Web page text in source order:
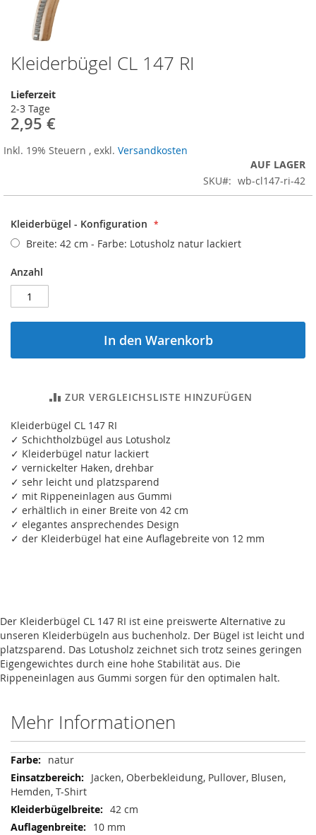
Kleiderbügel CL 147 RI
Lieferzeit
2-3 Tage
2,95 €
Inkl. 19% Steuern , exkl. Versandkosten
AUF LAGER
SKU
wb-cl147-ri-42
Kleiderbügel - Konfiguration
Breite: 42 cm - Farbe: Lotusholz natur lackiert
Anzahl
In den Warenkorb
ZUR VERGLEICHSLISTE HINZUFÜGEN
Kleiderbügel CL 147 RI
✓ Schichtholzbügel aus Lotusholz
✓ Kleiderbügel natur lackiert
✓ vernickelter Haken, drehbar
✓ sehr leicht und platzsparend
✓ mit Rippeneinlagen aus Gummi
✓ erhältlich in einer Breite von 42 cm
✓ elegantes ansprechendes Design
✓ der Kleiderbügel hat eine Auflagebreite von 12 mm
Zum
Anfang
der
Bildergalerie
springen
Der Kleiderbügel CL 147 RI ist eine preiswerte Alternative zu
unseren Kleiderbügeln aus buchenholz. Der Bügel ist leicht und
platzsparend. Das Lotusholz zeichnet sich trotz seines geringen
Eigengewichtes durch eine hohe Stabilität aus. Die
Rippeneinlagen aus Gummi sorgen für den optimalen halt.
Mehr Informationen
Mehr
Informationen
natur
Jacken, Oberbekleidung, Pullover, Blusen,
Hemden, T-Shirt
42 cm
10 mm